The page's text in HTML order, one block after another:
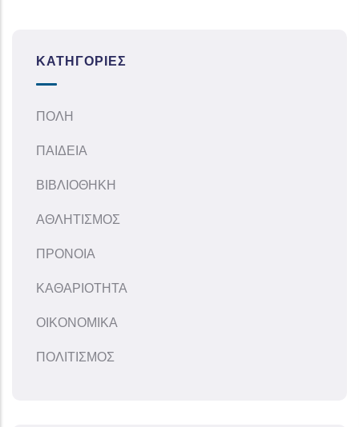
ΚΑΤΗΓΟΡΊΕΣ
ΠΟΛΗ
ΠΑΙΔΕΙΑ
ΒΙΒΛΙΟΘΗΚΗ
ΑΘΛΗΤΙΣΜΟΣ
ΠΡΟΝΟΙΑ
ΚΑΘΑΡΙΟΤΗΤΑ
ΟΙΚΟΝΟΜΙΚΑ
ΠΟΛΙΤΙΣΜΟΣ